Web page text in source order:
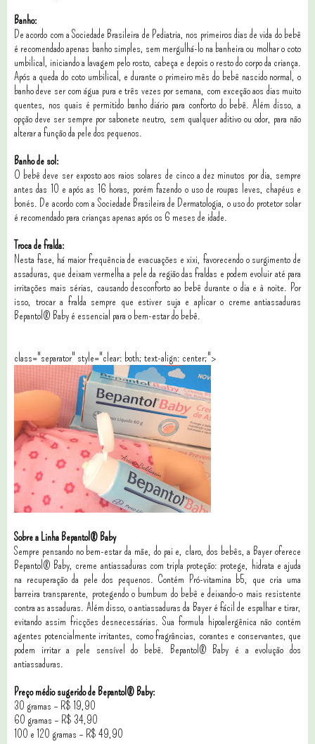
Banho:
De acordo com a Sociedade Brasileira de Pediatria, nos primeiros dias de vida do bebê
é recomendado apenas banho simples, sem mergulhá-lo na banheira ou molhar o coto
umbilical, iniciando a lavagem pelo rosto, cabeça e depois o resto do corpo da criança.
Após a queda do coto umbilical, e durante o primeiro mês do bebê nascido normal, o
banho deve ser com água pura e três vezes por semana, com exceção aos dias muito
quentes, nos quais é permitido banho diário para conforto do bebê. Além disso, a
opção deve ser sempre por sabonete neutro, sem qualquer aditivo ou odor, para não
alterar a função da pele dos pequenos.
Banho de sol:
O bebê deve ser exposto aos raios solares de cinco a dez minutos por dia, sempre
antes das 10 e após as 16 horas, porém fazendo o uso de roupas leves, chapéus e
bonés. De acordo com a Sociedade Brasileira de Dermatologia, o uso do protetor solar
é recomendado para crianças apenas após os 6 meses de idade.
Troca de fralda:
Nesta fase, há maior frequência de evacuações e xixi, favorecendo o surgimento de
assaduras, que deixam vermelha a pele da região das fraldas e podem evoluir até para
irritações mais sérias, causando desconforto ao bebê durante o dia e à noite. Por
isso, trocar a fralda sempre que estiver suja e aplicar o creme antiassaduras
Bepantol® Baby é essencial para o bem-estar do bebê.
class="separator" style="clear: both; text-align: center;">
Sobre a Linha Bepantol® Baby
Sempre pensando no bem-estar da mãe, do pai e, claro, dos bebês, a Bayer oferece
Bepantol® Baby, creme antiassaduras com tripla proteção: protege, hidrata e ajuda
na recuperação da pele dos pequenos. Contém Pró-vitamina b5, que cria uma
barreira transparente, protegendo o bumbum do bebê e deixando-o mais resistente
contra as assaduras. Além disso, o antiassaduras da Bayer é fácil de espalhar e tirar,
evitando assim fricções desnecessárias. Sua formula hipoalergênica não contém
agentes potencialmente irritantes, como fragrâncias, corantes e conservantes, que
podem irritar a pele sensível do bebê. Bepantol® Baby é a evolução dos
antiassaduras.
Preço médio sugerido de Bepantol® Baby:
30 gramas – R$ 19,90
60 gramas – R$ 34,90
100 e 120 gramas – R$ 49,90